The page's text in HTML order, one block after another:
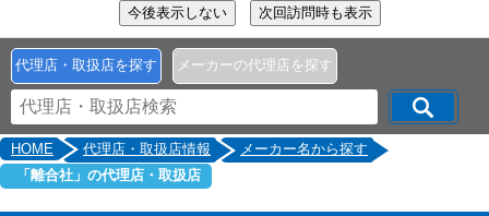
代理店・取扱店を探す メーカーの代理店を探す
HOME 代理店・取扱店情報
メーカー名から探す
「離合社」の代理店・取扱店